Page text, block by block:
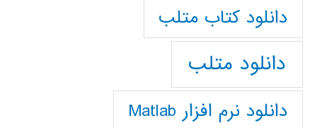
دانلود كتاب متلب
دانلود متلب
دانلود نرم افزار Matlab